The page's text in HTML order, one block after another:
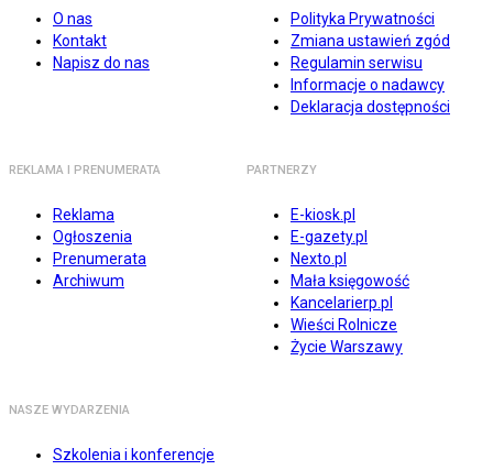
O nas
Kontakt
Napisz do nas
Polityka Prywatności
Zmiana ustawień zgód
Regulamin serwisu
Informacje o nadawcy
Deklaracja dostępności
REKLAMA I PRENUMERATA
Reklama
Ogłoszenia
Prenumerata
Archiwum
PARTNERZY
E-kiosk.pl
E-gazety.pl
Nexto.pl
Mała księgowość
Kancelarierp.pl
Wieści Rolnicze
Życie Warszawy
NASZE WYDARZENIA
Szkolenia i konferencje